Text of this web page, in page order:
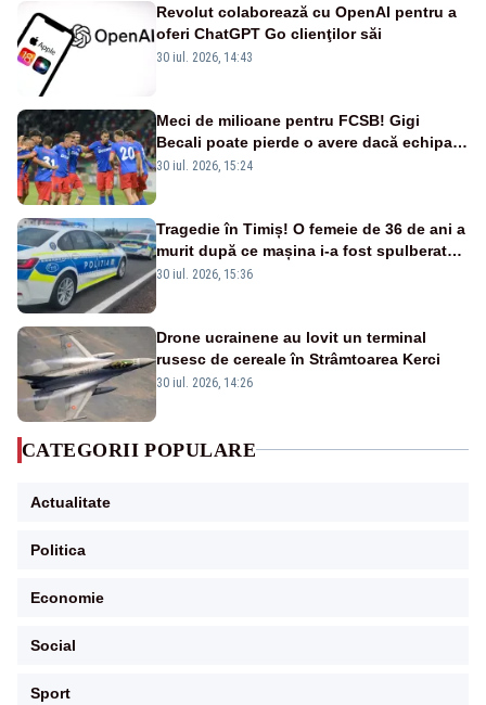
Revolut colaborează cu OpenAI pentru a
oferi ChatGPT Go clienţilor săi
30 iul. 2026, 14:43
Meci de milioane pentru FCSB! Gigi
Becali poate pierde o avere dacă echipa
este eliminată de FK Auda
30 iul. 2026, 15:24
Tragedie în Timiș! O femeie de 36 de ani a
murit după ce mașina i-a fost spulberată
de tren
30 iul. 2026, 15:36
Drone ucrainene au lovit un terminal
rusesc de cereale în Strâmtoarea Kerci
30 iul. 2026, 14:26
CATEGORII POPULARE
Actualitate
Politica
Economie
Social
Sport